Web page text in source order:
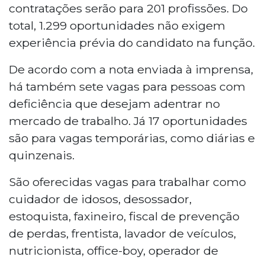
contratações serão para 201 profissões. Do
total, 1.299 oportunidades não exigem
experiência prévia do candidato na função.
De acordo com a nota enviada à imprensa,
há também sete vagas para pessoas com
deficiência que desejam adentrar no
mercado de trabalho. Já 17 oportunidades
são para vagas temporárias, como diárias e
quinzenais.
São oferecidas vagas para trabalhar como
cuidador de idosos, desossador,
estoquista, faxineiro, fiscal de prevenção
de perdas, frentista, lavador de veículos,
nutricionista, office-boy, operador de